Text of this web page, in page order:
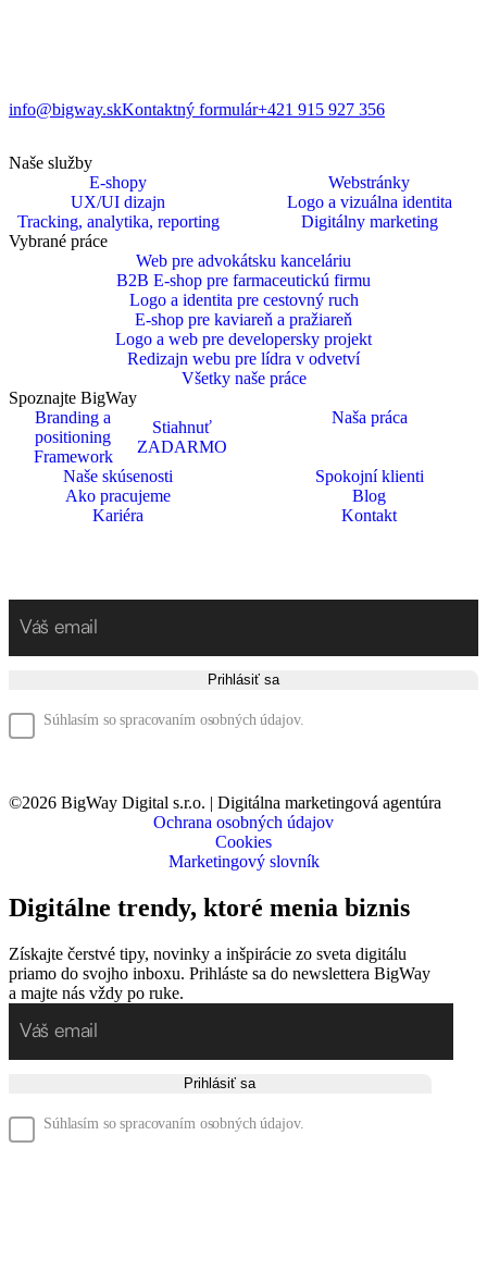
info@bigway.skKontaktný formulár+421 915 927 356
Naše služby
E-shopy
Webstránky
UX/UI dizajn
Logo a vizuálna identita
Tracking, analytika, reporting
Digitálny marketing
Vybrané práce
Web pre advokátsku kanceláriu
B2B E-shop pre farmaceutickú firmu
Logo a identita pre cestovný ruch
E-shop pre kaviareň a pražiareň
Logo a web pre developersky projekt
Redizajn webu pre lídra v odvetví
Všetky naše práce
Spoznajte BigWay
Branding a
positioning
Framework
Stiahnuť
ZADARMO
Naša práca
Naše skúsenosti
Spokojní klienti
Ako pracujeme
Blog
Kariéra
Kontakt
Prihlásiť sa
Súhlasím so spracovaním osobných údajov.
©2026 BigWay Digital s.r.o. | Digitálna marketingová agentúra
Ochrana osobných údajov
Cookies
Marketingový slovník
Digitálne trendy, ktoré menia biznis
Získajte čerstvé tipy, novinky a inšpirácie zo sveta digitálu
priamo do svojho inboxu. Prihláste sa do newslettera BigWay
a majte nás vždy po ruke.
Prihlásiť sa
Súhlasím so spracovaním osobných údajov.